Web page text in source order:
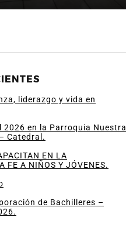
liderazgo y vida en
en la Parroquia Nuestra
Catedral.
EN LA
FE A NIÑOS Y JÓVENES.
de Bachilleres –